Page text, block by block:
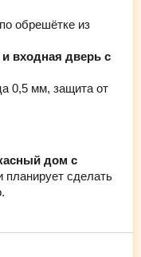
обрешётке из
входная дверь с
0,5 мм, защита от
дом с
планирует сделать